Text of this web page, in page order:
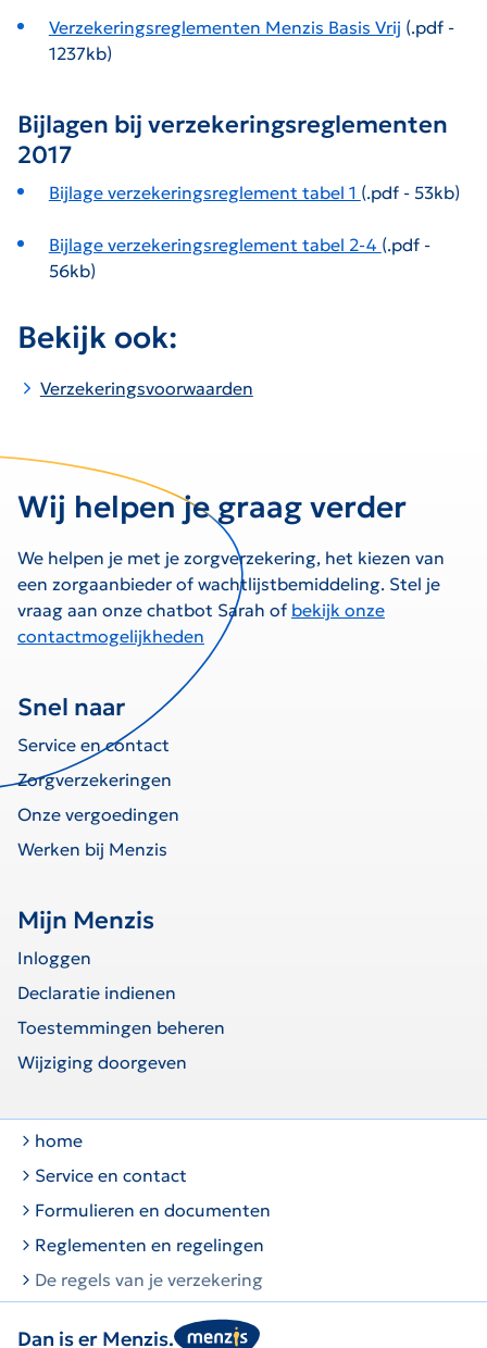
Verzekeringsreglementen Menzis Basis Vrij (.pdf -
1237kb)
Bijlagen bij verzekeringsreglementen
2017
Bijlage verzekeringsreglement tabel 1 (.pdf - 53kb)
Bijlage verzekeringsreglement tabel 2-4 (.pdf -
56kb)
Bekijk ook:
Verzekeringsvoorwaarden
Wij helpen je graag verder
We helpen je met je zorgverzekering, het kiezen van
een zorgaanbieder of wachtlijstbemiddeling. Stel je
vraag aan onze chatbot Sarah of bekijk onze
contactmogelijkheden
Snel naar
Service en contact
Zorgverzekeringen
Onze vergoedingen
Werken bij Menzis
Mijn Menzis
Inloggen
Declaratie indienen
Toestemmingen beheren
Wijziging doorgeven
home
Service en contact
Formulieren en documenten
Reglementen en regelingen
De regels van je verzekering
Dan is er Menzis.